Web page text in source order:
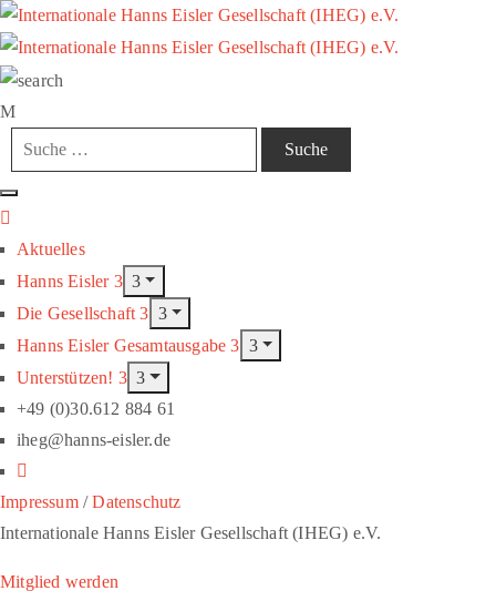
Aktuelles
Hanns Eisler
Die Gesellschaft
Hanns Eisler Gesamtausgabe
Unterstützen!
+49 (0)30.612 884 61
iheg@hanns-eisler.de
Impressum/Datenschutz
Internationale Hanns Eisler Gesellschaft (IHEG) e.V.
Mitglied werden